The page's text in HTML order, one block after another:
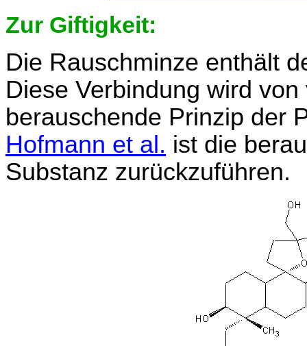
Zur Giftigkeit:
Die Rauschminze enthält
Diese Verbindung wird
berauschende Prinzip der
Hofmann et al. ist die
Substanz zurückzuführen.